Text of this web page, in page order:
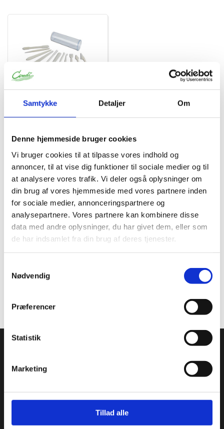
Samtykke Detaljer Om
Denne hjemmeside bruger cookies
Vi bruger cookies til at tilpasse vores indhold og
annoncer, til at vise dig funktioner til sociale medier og til
at analysere vores trafik. Vi deler også oplysninger om
din brug af vores hjemmeside med vores partnere inden
for sociale medier, annonceringspartnere og
analysepartnere. Vores partnere kan kombinere disse
data med andre oplysninger, du har givet dem, eller som
de har indsamlet fra din brug af deres tjenester.
Nødvendig
Præferencer
Statistik
Marketing
Tillad alle
Modellerpinde PL 12 stk
Information Specifikationer Dokumenter
Anvendes til overtræk af kager.
Condi ApS
Condi leverer idag et bredt sortiment af
conditorivarer/emballage til Konditorier, Konfekture, Hotel &
Roskildevej 30, 2620 Albertslund
info@condi.dk